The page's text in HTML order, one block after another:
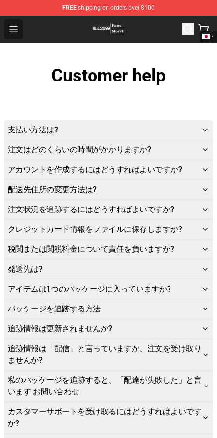
FREE shipping on orders over $100
Open menu
Demon Lord 2099 Store - Official Demon Lord 2099
Customer help
支払い方法は?
注文はどのくらいの時間がかかりますか?
アカウントを作成するにはどうすればよいですか?
配送先住所の変更方法は?
注文状況を追跡するにはどうすればよいですか?
クレジットカード情報をファイルに保存しますか?
税関または関税料金について責任を負いますか?
発送先は?
アイテムは1つのパッケージに入っていますか?
パッケージを追跡する方法
追跡情報は更新されませんか?
追跡情報は「配信」と言っていますが、注文を受け取り
ませんか?
私のパッケージを追跡すると、「配達が失敗した」と言
います お問い合わせ
カスタマーサポートを受け取るにはどうすればよいです
か?